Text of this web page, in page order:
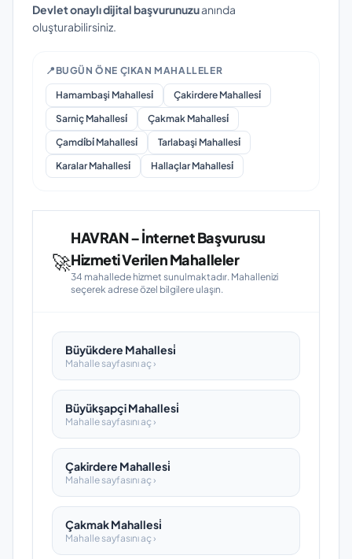
Devlet onaylı dijital başvurunuzuanında
oluşturabilirsiniz.
📍 BUGÜN ÖNE ÇIKAN MAHALLELER
Hamambaşi Mahallesi̇
Çakirdere Mahallesi̇
Sarniç Mahallesi̇
Çakmak Mahallesi̇
Çamdi̇bi̇ Mahallesi̇
Tarlabaşi Mahallesi̇
Karalar Mahallesi̇
Hallaçlar Mahallesi̇
🚀
HAVRAN – İnternet Başvurusu
Hizmeti Verilen Mahalleler
34 mahallede hizmet sunulmaktadır. Mahallenizi
seçerek adrese özel bilgilere ulaşın.
Büyükdere Mahallesi̇
Mahalle sayfasını aç ›
Büyükşapçi Mahallesi̇
Mahalle sayfasını aç ›
Çakirdere Mahallesi̇
Mahalle sayfasını aç ›
Çakmak Mahallesi̇
Mahalle sayfasını aç ›